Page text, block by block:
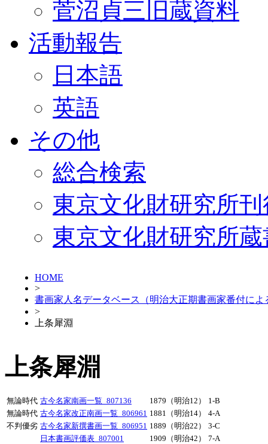
菅沼貞三旧蔵資料
活動報告
日本語
英語
その他
総合検索
東京文化財研究所
東京文化財研究所
HOME
>
書画家人名データベース（明治大正期書画家番付によ
>
上条犀淵
上条犀淵
無論時代 古今名家南画一覧_807136 1879（明治12）
1-B
無論時代 古今名家改正南画一覧_806961 1881（明治14）
4-A
不判優劣 古今名家新撰書画一覧_806951 1889（明治22）
3-C
日本書画評価表_807001
1909（明治42） 7-A